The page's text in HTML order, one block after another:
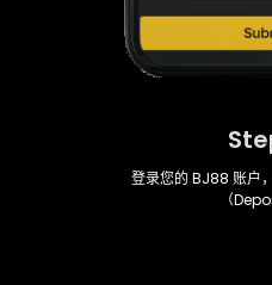
登录您的 BJ88 账户
（